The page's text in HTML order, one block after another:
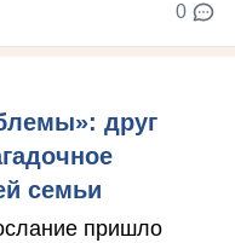
0
друг
семьи
пришло